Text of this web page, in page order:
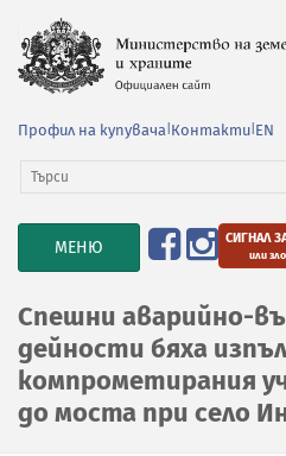
Профил на купувача Контакти EN
TOGGLE
NAVIGATION
МЕНЮ СИГНАЛ
или
Спешни аварийно-
дейности бяха
компрометирания
до моста при село